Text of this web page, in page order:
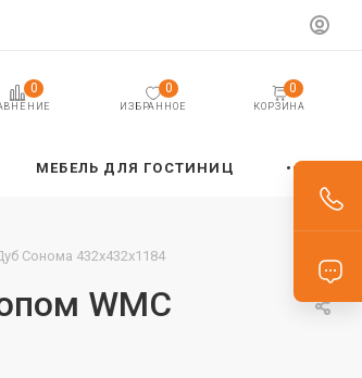
0
ИЗБРАННОЕ
0
КОРЗИНА
0
МЕБЕЛЬ ДЛЯ ГОСТИНИЦ
Сонома 432х432х1184
WMC